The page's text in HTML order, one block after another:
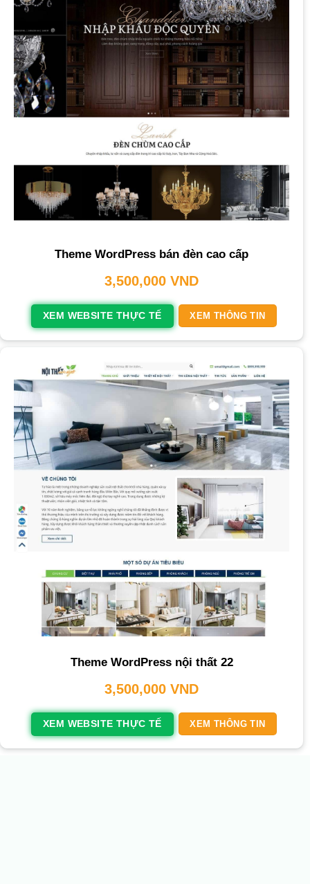
Theme WordPress bán đèn cao cấp
3,500,000 VND
XEM WEBSITE THỰC TẾ XEM THÔNG TIN
Theme WordPress nội thất 22
3,500,000 VND
XEM WEBSITE THỰC TẾ XEM THÔNG TIN